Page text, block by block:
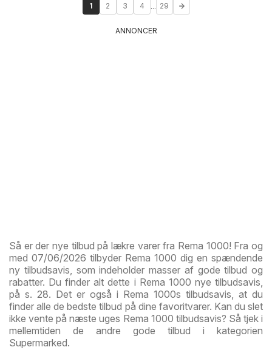
1 2 3 4 ... 29
ANNONCER
Så er der nye tilbud på lækre varer fra Rema 1000! Fra og
med 07/06/2026 tilbyder Rema 1000 dig en spændende
ny tilbudsavis, som indeholder masser af gode tilbud og
rabatter. Du finder alt dette i Rema 1000 nye tilbudsavis,
på s. 28. Det er også i Rema 1000s tilbudsavis, at du
finder alle de bedste tilbud på dine favoritvarer. Kan du slet
ikke vente på næste uges Rema 1000 tilbudsavis? Så tjek i
mellemtiden de andre gode tilbud i kategorien
Supermarked.